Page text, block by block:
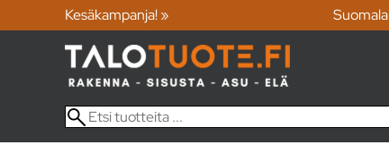
Kesäkampanja! »